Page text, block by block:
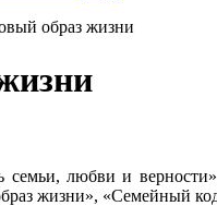
образ жизни
любви и
жизни», «Семейный